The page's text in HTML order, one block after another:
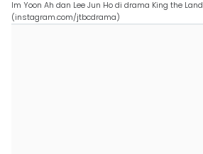
Im Yoon Ah dan Lee Jun Ho di drama King the Land
(instagram.com/jtbcdrama)